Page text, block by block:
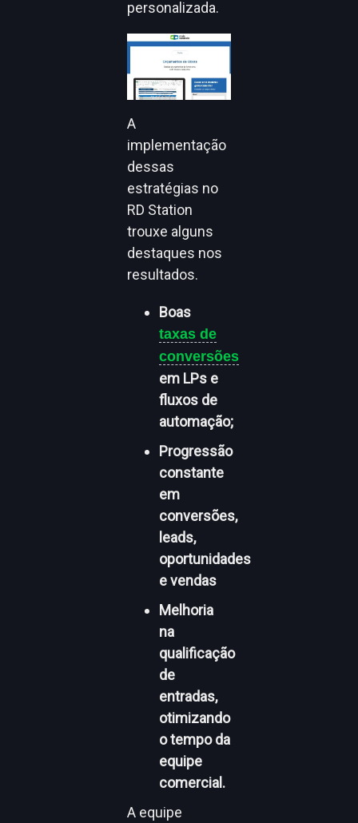
personalizada.
A
implementação
dessas
estratégias no
RD Station
trouxe alguns
destaques nos
resultados.
Boas
taxas de
conversões
em LPs e
fluxos de
automação;
Progressão
constante
em
conversões,
leads,
oportunidades
e vendas
Melhoria
na
qualificação
de
entradas,
otimizando
o tempo da
equipe
comercial.
A equipe